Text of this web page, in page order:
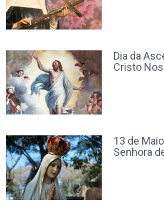
Dia da
Cristo
13 de
Senhora